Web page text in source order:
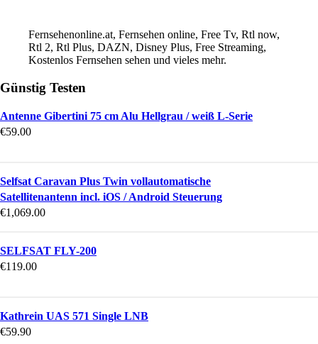
Fernsehenonline.at, Fernsehen online, Free Tv, Rtl now,
Rtl 2, Rtl Plus, DAZN, Disney Plus, Free Streaming,
Kostenlos Fernsehen sehen und vieles mehr.
Günstig Testen
Antenne Gibertini 75 cm Alu Hellgrau / weiß L-Serie
€59.00
Selfsat Caravan Plus Twin vollautomatische
Satellitenantenn incl. iOS / Android Steuerung
€1,069.00
SELFSAT FLY-200
€119.00
Kathrein UAS 571 Single LNB
€59.90